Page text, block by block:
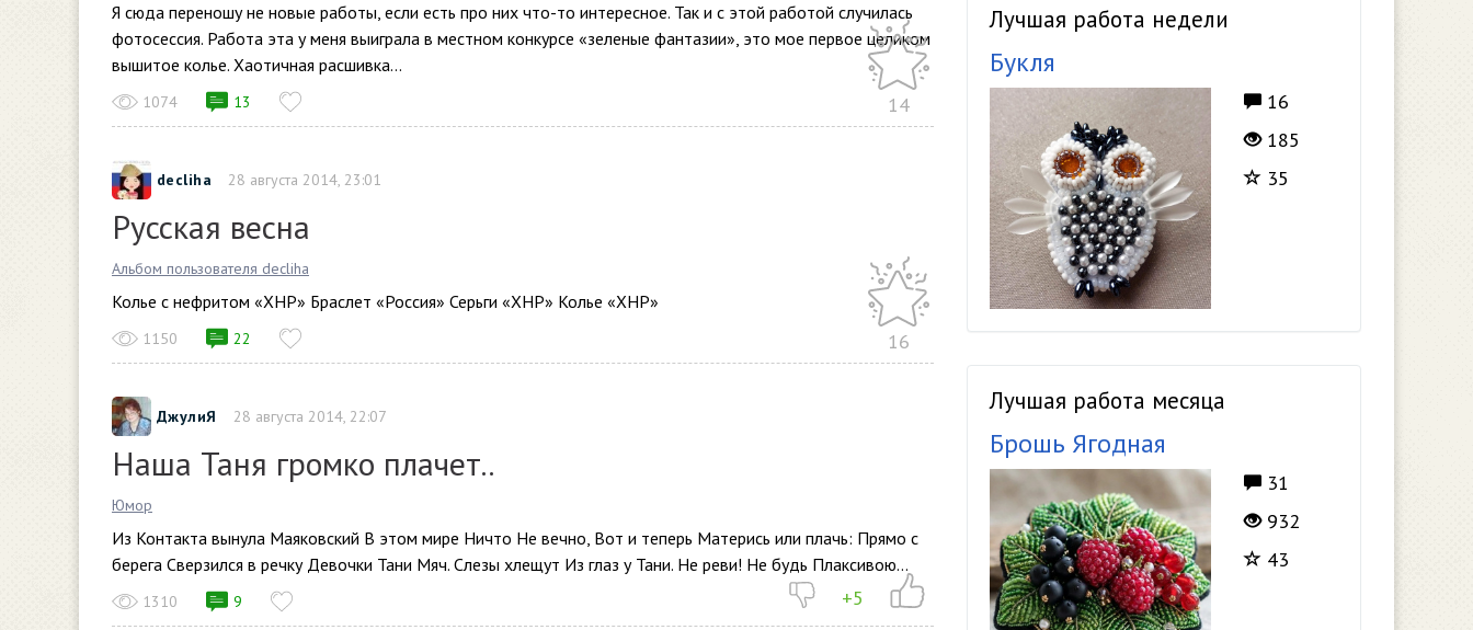
Я сюда переношу не новые работы, если есть про них что-то интересное. Так и с этой работой случилась
фотосессия. Работа эта у меня выиграла в местном конкурсе «зеленые фантазии», это мое первое целиком
вышитое колье. Хаотичная расшивка...
14
1074 13
decliha 28 августа 2014, 23:01
Русская весна
Альбом пользователя decliha
Колье с нефритом «ХНР» Браслет «Россия» Серьги «ХНР» Колье «ХНР»
16
1150 22
ДжулиЯ 28 августа 2014, 22:07
Наша Таня громко плачет..
Юмор
Из Контакта вынула Маяковский В этом мире Ничто Не вечно, Вот и теперь Матерись или плачь: Прямо с
берега Сверзился в речку Девочки Тани Мяч. Слезы хлещут Из глаз у Тани. Не реви! Не будь Плаксивою...
+5
1310 9
Лучшая работа недели
Букля
16
185
35
Лучшая работа месяца
Брошь Ягодная
31
932
43